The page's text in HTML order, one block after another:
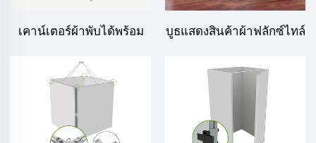
เคาน์เตอร์ผ้าพับได้พร้อม
บูธแสดงสินค้าผ้าฟลักซ์ไทล์